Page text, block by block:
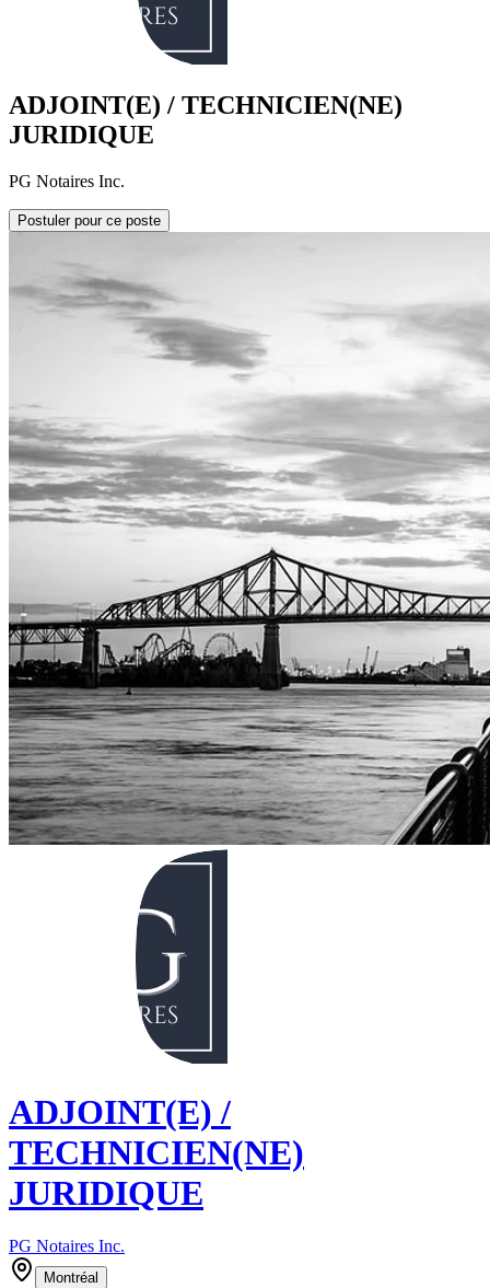
ADJOINT(E) / TECHNICIEN(NE)
JURIDIQUE
PG Notaires Inc.
Postuler pour ce poste
ADJOINT(E) /
TECHNICIEN(NE)
JURIDIQUE
PG Notaires Inc.
Montréal